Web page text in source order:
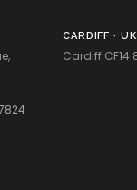
CARDIFF · UK
Cardiff CF14